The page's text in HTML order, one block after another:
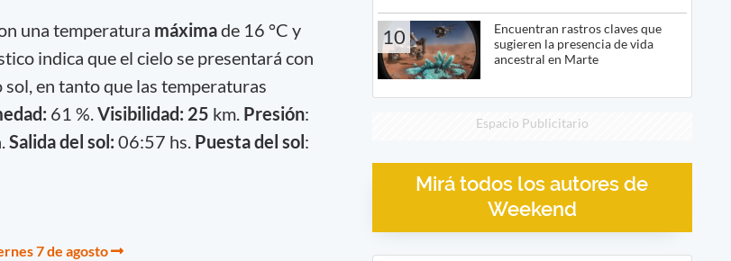
una temperatura máximade 16 °C y
indica que el cielo se presentará con
en tanto que las temperaturas
61 %. Visibilidad: 25 km. Presión:
Salida del sol: 06:57 hs. Puesta del sol:
7 de agosto
10
Encuentran rastros claves que
sugieren la presencia de vida
ancestral en Marte
Espacio Publicitario
Mirá todos los autores de
Weekend